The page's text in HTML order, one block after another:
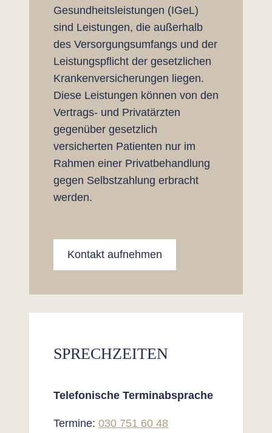
Gesundheitsleistungen (IGeL)
sind Leistungen, die außerhalb
des Versorgungsumfangs und der
Leistungspflicht der gesetzlichen
Krankenversicherungen liegen.
Diese Leistungen können von den
Vertrags- und Privatärzten
gegenüber gesetzlich
versicherten Patienten nur im
Rahmen einer Privatbehandlung
gegen Selbstzahlung erbracht
werden.
Kontakt aufnehmen
SPRECHZEITEN
Telefonische Terminabsprache
Termine: 030 751 60 48